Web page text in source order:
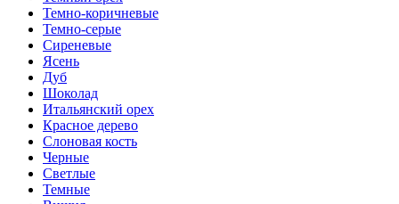
Темно-коричневые
Темно-серые
Сиреневые
Ясень
Дуб
Шоколад
Итальянский орех
Красное дерево
Слоновая кость
Черные
Светлые
Темные